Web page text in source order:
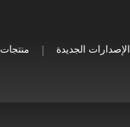
منتجات | الإصدارات الجديدة